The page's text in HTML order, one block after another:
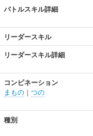
バトルスキル詳細
リーダースキル
リーダースキル詳細
コンビネーション
まもの ｜ つの
種別